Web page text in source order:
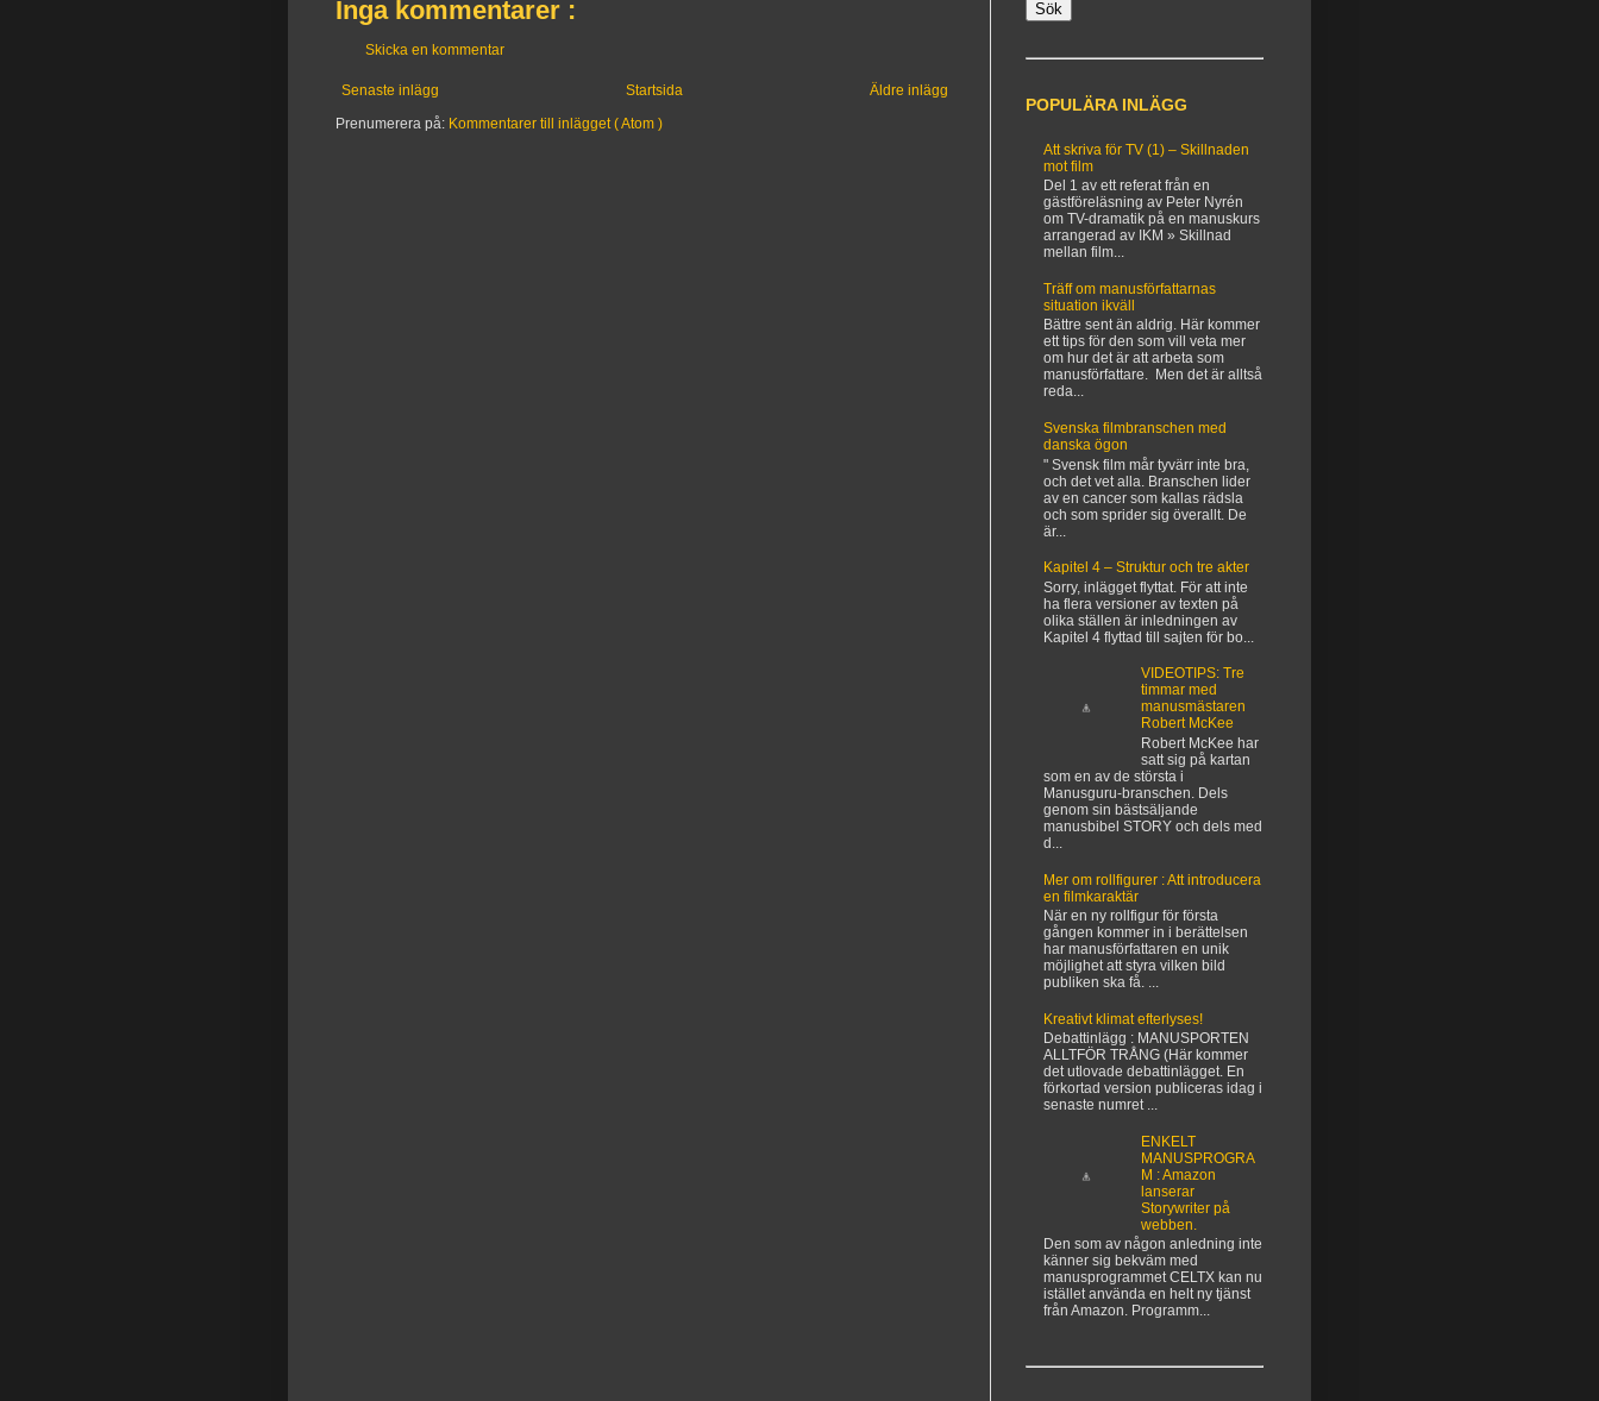
Inga kommentarer :
Skicka en kommentar
Senaste inlägg Äldre inlägg
Startsida
Prenumerera på: Kommentarer till inlägget ( Atom )
POPULÄRA INLÄGG
Att skriva för TV (1) – Skillnaden
mot film
Del 1 av ett referat från en
gästföreläsning av Peter Nyrén
om TV-dramatik på en manuskurs
arrangerad av IKM » Skillnad
mellan film...
Träff om manusförfattarnas
situation ikväll
Bättre sent än aldrig. Här kommer
ett tips för den som vill veta mer
om hur det är att arbeta som
manusförfattare. Men det är alltså
reda...
Svenska filmbranschen med
danska ögon
" Svensk film mår tyvärr inte bra,
och det vet alla. Branschen lider
av en cancer som kallas rädsla
och som sprider sig överallt. De
är...
Kapitel 4 – Struktur och tre akter
Sorry, inlägget flyttat. För att inte
ha flera versioner av texten på
olika ställen är inledningen av
Kapitel 4 flyttad till sajten för bo...
VIDEOTIPS: Tre
timmar med
manusmästaren
Robert McKee
Robert McKee har
satt sig på kartan
som en av de största i
Manusguru-branschen. Dels
genom sin bästsäljande
manusbibel STORY och dels med
d...
Mer om rollfigurer : Att introducera
en filmkaraktär
När en ny rollfigur för första
gången kommer in i berättelsen
har manusförfattaren en unik
möjlighet att styra vilken bild
publiken ska få. ...
Kreativt klimat efterlyses!
Debattinlägg : MANUSPORTEN
ALLTFÖR TRÅNG (Här kommer
det utlovade debattinlägget. En
förkortad version publiceras idag i
senaste numret ...
ENKELT
MANUSPROGRA
M : Amazon
lanserar
Storywriter på
webben.
Den som av någon anledning inte
känner sig bekväm med
manusprogrammet CELTX kan nu
istället använda en helt ny tjänst
från Amazon. Programm...